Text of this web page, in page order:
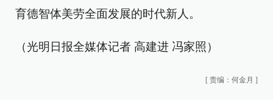
育德智体美劳全面发展的时代新人。
（光明日报全媒体记者 高建进 冯家照）
[ 责编：何金月 ]